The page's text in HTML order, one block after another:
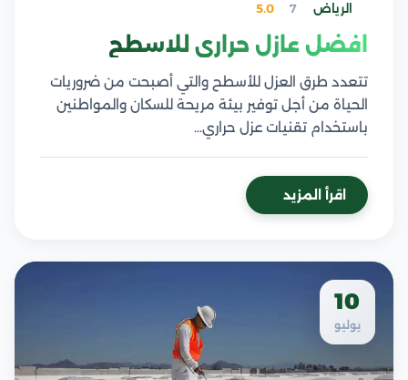
الرياض 7
5.0
افضل عازل حراري للاسطح
تتعدد طرق العزل للأسطح والتي أصبحت من ضروريات
الحياة من أجل توفير بيئة مريحة للسكان والمواطنين
باستخدام تقنيات عزل حراري…
اقرأ المزيد
10
يوليو